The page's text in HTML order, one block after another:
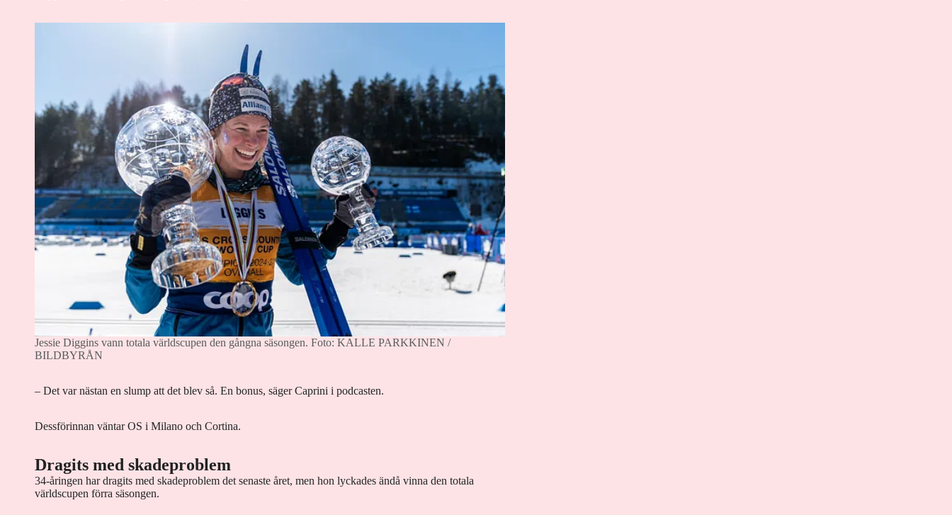
Jessie Diggins vann totala världscupen den gångna säsongen. Foto: KALLE PARKKINEN /
BILDBYRÅN
– Det var nästan en slump att det blev så. En bonus, säger Caprini i podcasten.
Dessförinnan väntar OS i Milano och Cortina.
Dragits med skadeproblem
34-åringen har dragits med skadeproblem det senaste året, men hon lyckades ändå vinna den totala
världscupen förra säsongen.